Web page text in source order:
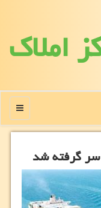
املاك
منو
گرفته شد